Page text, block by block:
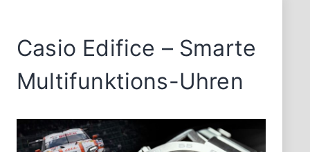
Casio Edifice – Smarte
Multifunktions-Uhren